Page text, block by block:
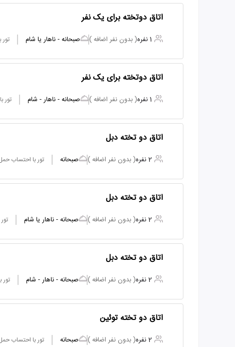
اتاق دوتخته برای یک نفر
1 نفره ( بدون نفر اضافه ) صبحانه - ناهار یا شام
اتاق دوتخته برای یک نفر
1 نفره ( بدون نفر اضافه ) صبحانه - ناهار - شام تور
اتاق دو تخته دبل
2 نفره ( بدون نفر اضافه ) صبحانه تور با احتساب
اتاق دو تخته دبل
2 نفره ( بدون نفر اضافه ) صبحانه - ناهار یا شام
اتاق دو تخته دبل
2 نفره ( بدون نفر اضافه ) صبحانه - ناهار - شام
اتاق دو تخته توئین
2 نفره ( بدون نفر اضافه ) صبحانه تور با احتساب